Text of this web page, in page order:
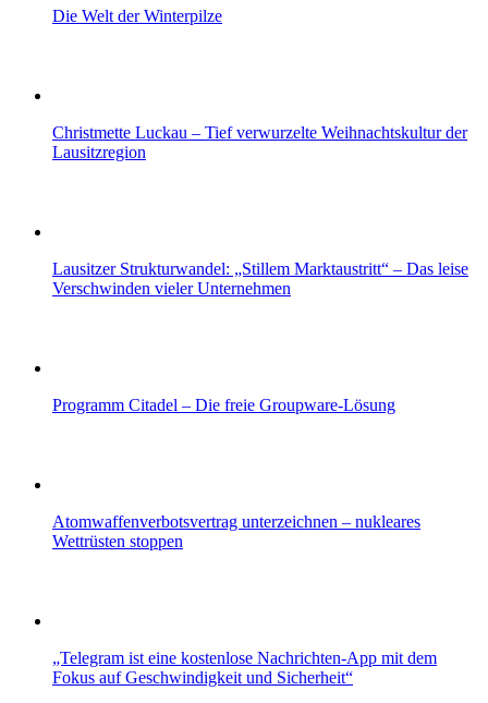
Die Welt der Winterpilze
Christmette Luckau – Tief verwurzelte Weihnachtskultur der
Lausitzregion
Lausitzer Strukturwandel: „Stillem Marktaustritt“ – Das leise
Verschwinden vieler Unternehmen
Programm Citadel – Die freie Groupware-Lösung
Atomwaffenverbotsvertrag unterzeichnen – nukleares
Wettrüsten stoppen
„Telegram ist eine kostenlose Nachrichten-App mit dem
Fokus auf Geschwindigkeit und Sicherheit“